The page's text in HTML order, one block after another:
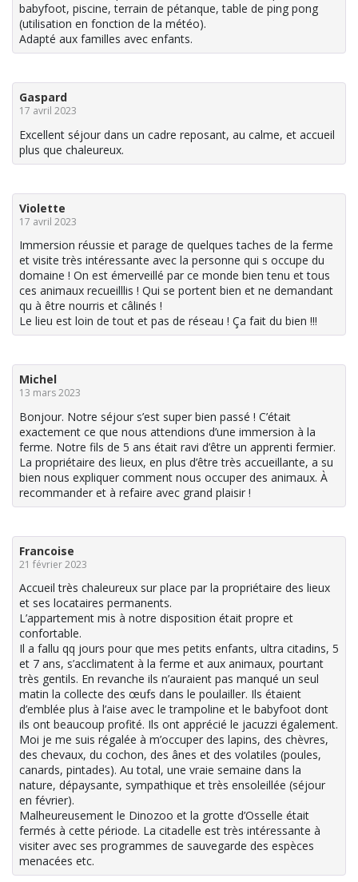
babyfoot, piscine, terrain de pétanque, table de ping pong
(utilisation en fonction de la météo).
Adapté aux familles avec enfants.
Gaspard
17 avril 2023
Excellent séjour dans un cadre reposant, au calme, et accueil
plus que chaleureux.
Violette
17 avril 2023
Immersion réussie et parage de quelques taches de la ferme
et visite très intéressante avec la personne qui s occupe du
domaine ! On est émerveillé par ce monde bien tenu et tous
ces animaux recueilllis ! Qui se portent bien et ne demandant
qu à être nourris et câlinés !
Le lieu est loin de tout et pas de réseau ! Ça fait du bien !!!
Michel
13 mars 2023
Bonjour. Notre séjour s’est super bien passé ! C’était
exactement ce que nous attendions d’une immersion à la
ferme. Notre fils de 5 ans était ravi d’être un apprenti fermier.
La propriétaire des lieux, en plus d’être très accueillante, a su
bien nous expliquer comment nous occuper des animaux. À
recommander et à refaire avec grand plaisir !
Francoise
21 février 2023
Accueil très chaleureux sur place par la propriétaire des lieux
et ses locataires permanents.
L’appartement mis à notre disposition était propre et
confortable.
Il a fallu qq jours pour que mes petits enfants, ultra citadins, 5
et 7 ans, s’acclimatent à la ferme et aux animaux, pourtant
très gentils. En revanche ils n’auraient pas manqué un seul
matin la collecte des œufs dans le poulailler. Ils étaient
d’emblée plus à l’aise avec le trampoline et le babyfoot dont
ils ont beaucoup profité. Ils ont apprécié le jacuzzi également.
Moi je me suis régalée à m’occuper des lapins, des chèvres,
des chevaux, du cochon, des ânes et des volatiles (poules,
canards, pintades). Au total, une vraie semaine dans la
nature, dépaysante, sympathique et très ensoleillée (séjour
en février).
Malheureusement le Dinozoo et la grotte d’Osselle était
fermés à cette période. La citadelle est très intéressante à
visiter avec ses programmes de sauvegarde des espèces
menacées etc.